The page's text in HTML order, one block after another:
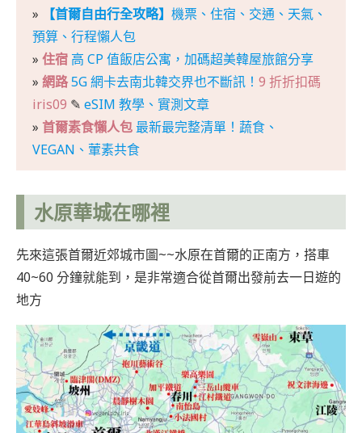
» 【首爾自由行全攻略】 機票、住宿、交通、天氣、
預算、行程懶人包
» 住宿 高 CP 值飯店公寓，加碼超美韓屋旅館分享
» 網路5G 網卡去南北韓交界也不斷訊！ 9 折折扣碼
iris09 ✎ eSIM 教學、實測文章
» 首爾素食懶人包 最新最完整清單！蔬食、
VEGAN、葷素共食
水原華城在哪裡
先來這張首爾近郊城市圖~~水原在首爾的正南方，搭車
40~60 分鐘就能到，是非常適合從首爾出發前去一日遊的
地方